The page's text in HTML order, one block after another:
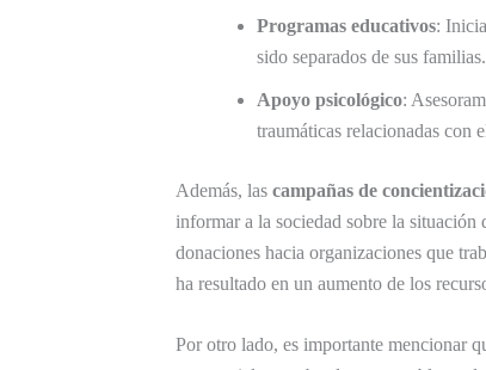
Programas educativos:
sido separados de sus familias.
Apoyo psicológico:
traumáticas relacionadas con
Además, las campañas de
informar a la sociedad sobre la
donaciones hacia organizaciones que
ha resultado en un aumento de los
Por otro lado, es importante mencionar